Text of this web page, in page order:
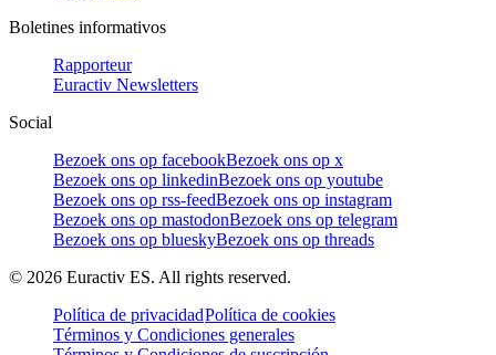
Boletines informativos
Rapporteur
Euractiv Newsletters
Social
Bezoek ons op facebookBezoek ons op x
Bezoek ons op linkedinBezoek ons op youtube
Bezoek ons op rss-feedBezoek ons op instagram
Bezoek ons op mastodonBezoek ons op telegram
Bezoek ons op blueskyBezoek ons op threads
© 2026 Euractiv ES. All rights reserved.
Política de privacidadPolítica de cookies
Términos y Condiciones generales